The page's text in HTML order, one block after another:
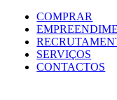
COMPRAR
SERVIÇOS
CONTACTOS